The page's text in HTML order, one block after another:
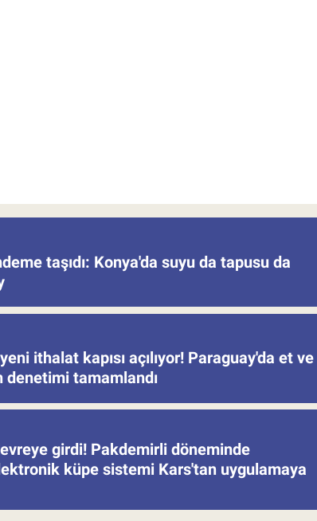
taşıdı: Konya'da suyu da tapusu da
ithalat kapısı açılıyor! Paraguay'da et ve
denetimi tamamlandı
girdi! Pakdemirli döneminde
küpe sistemi Kars'tan uygulamaya